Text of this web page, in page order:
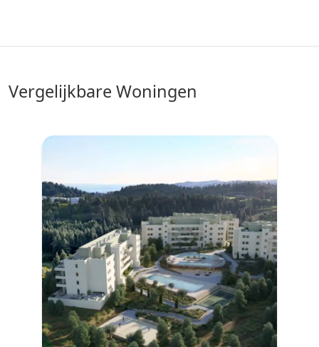
vergelijkbare Woningen